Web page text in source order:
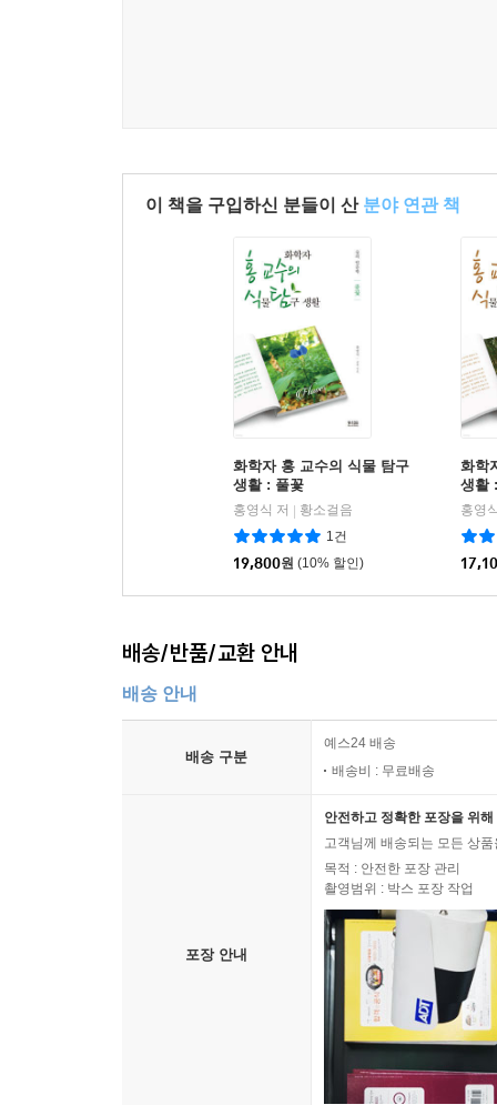
연구하며, 꽃의 생태와 재배 기술뿐 아니라 꽃이
꽃 온실에서 온도를 살피고, 계절마다 피어나
우리에게 건네는 철학적 문답지다.
이 책의 가장 큰 특징은 꽃을 단순한 식물학적
자연과 인문을 잇는 하나의 교양서이자 문화 기
따라 체계적으로 소개하면서도, 그 꽃이 지닌 역
그리고 인간의 감정과 기억 속에서 꽃이 어떻게
‘이야기로서의 생명’으로 바라보게 한다.
온몸으로 불태우는 꽃들을 통해 ‘찰나의 숭고함’
현대인들에게 묵직한 위로를 건넨다. 3부 ‘구근
구근의 모습에서 저자는 ‘인내’와 ‘희망’이라는
자리를 지키는 나무꽃들을 통해 인생의 연륜과 성
화단에서, 혹은 집 안의 작은 화분 속에서 만나는
인간의 생명과 문화, 그리고 자연의 질서를 지켜
인간의 공존을 보여주는 귀중한 실천이라 생각한다.
준다. 이 책을 통해 독자들은 꽃의 아름다움을 넘
스쳐 지나가는 풍경이 아니라 하나의 이야기로
사랑하는 원예가들에게는 더없이 친절한 길잡이가
모쪼록 이 책이 독자 여러분의 마음속에 작은 화
평범한 꽃 한 송이가 이전과는 전혀 다른 무게와
작은 위로와 희망이 되기를 소원하며 기쁜 마음으
- 문제열 (국제사이버대학교 특임교수,한국지방자
이 책을 구입하신 분들이 산 분야 연관 책
화학자 홍 교수의 식물 탐구
생활 : 풀꽃
홍영식 저
황소걸음
1건
19,800원 (10% 할인)
화학
생활
홍영
배송/반품/교환 안내
배송 안내
배송 구분
예스24 배송
배송비 : 무료배송
포장 안내
안전하고 정확한 포장을 위
고객님께 배송되는 모든 상
목적 : 안전한 포장 관리
촬영범위 : 박스 포장 작업